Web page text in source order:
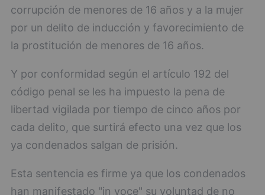
corrupción de menores de 16 años y a la mujer
por un delito de inducción y favorecimiento de
la prostitución de menores de 16 años.
Y por conformidad según el artículo 192 del
código penal se les ha impuesto la pena de
libertad vigilada por tiempo de cinco años por
cada delito, que surtirá efecto una vez que los
ya condenados salgan de prisión.
Esta sentencia es firme ya que los condenados
han manifestado "in voce" su voluntad de no